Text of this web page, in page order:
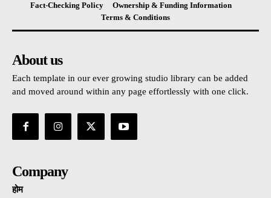
Fact-Checking Policy
Ownership & Funding Information
Terms & Conditions
About us
Each template in our ever growing studio library can be added
and moved around within any page effortlessly with one click.
Company
होम